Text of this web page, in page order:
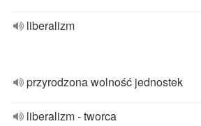
liberalizm
przyrodzona wolność jednostek
liberalizm - tworca